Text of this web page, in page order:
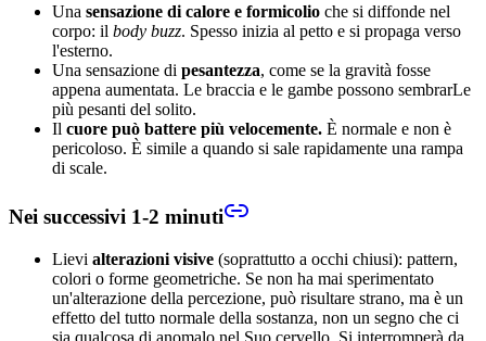
Una sensazione di calore e formicolio che si diffonde nel
corpo: il body buzz. Spesso inizia al petto e si propaga verso
l'esterno.
Una sensazione di pesantezza, come se la gravità fosse
appena aumentata. Le braccia e le gambe possono sembrarLe
più pesanti del solito.
Il cuore può battere più velocemente. È normale e non è
pericoloso. È simile a quando si sale rapidamente una rampa
di scale.
Nei successivi 1-2 minuti
Lievi alterazioni visive (soprattutto a occhi chiusi): pattern,
colori o forme geometriche. Se non ha mai sperimentato
un'alterazione della percezione, può risultare strano, ma è un
effetto del tutto normale della sostanza, non un segno che ci
sia qualcosa di anomalo nel Suo cervello. Si interromperà da